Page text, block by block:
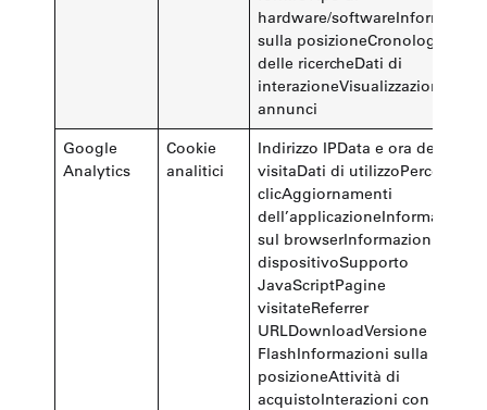
hardware/
sulla posizioneCronologia
delle ricercheDati di
interazioneVisualizzazioni degli
annunci
Google
Analytics
Cookie
analitici
Indirizzo IPData e ora della
visitaDati di utilizzoPercorso di
clicAggiornamenti
dell’applicazioneInformazioni
sul browserInformazioni sul
dispositivoSupporto
JavaScriptPagine
visitateReferrer
URLDownloadVersione
FlashInformazioni sulla
posizioneAttività di
acquistoInterazioni con i